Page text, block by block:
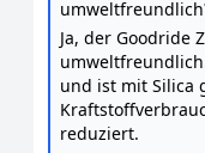
Ja, der Goodride
und ist mit Silica
reduziert.